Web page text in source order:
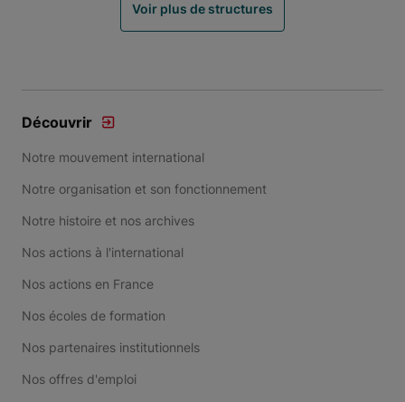
Voir plus de structures
Découvrir
Notre mouvement international
Notre organisation et son fonctionnement
Notre histoire et nos archives
Nos actions à l'international
Nos actions en France
Nos écoles de formation
Nos partenaires institutionnels
Nos offres d'emploi